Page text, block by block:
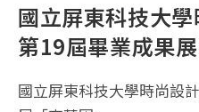
國立屏東科技大
第19屆畢業成果展
國立屏東科技大學時尚設